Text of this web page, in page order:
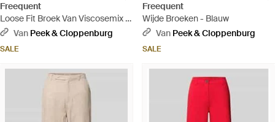
Freequent
Loose Fit Broek Van Viscosemix -
Groen
Van Peek & Cloppenburg
SALE
Freequent
Wijde Broeken - Blauw
Van Peek & Cloppenburg
SALE